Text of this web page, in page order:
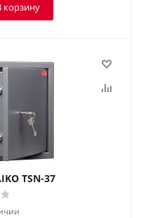
корзину
ТSN-37